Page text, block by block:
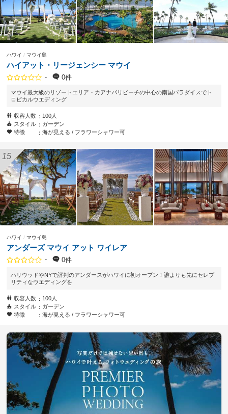
ハワイ マウイ島
ハイアット・リージェンシー マウイ
- 0件
マウイ最大級のリゾートエリア・カアナパリビーチの中心の南国パラダイスでト
ロピカルウエディング
収容人数
100人
スタイル
ガーデン
特徴
海が見える フラワーシャワー可
ハワイ マウイ島
アンダーズ マウイ アット ワイレア
- 0件
ハリウッドやNYで評判のアンダースがハワイに初オープン！誰よりも先にセレブ
リティなウエディングを
収容人数
100人
スタイル
ガーデン
特徴
海が見える フラワーシャワー可